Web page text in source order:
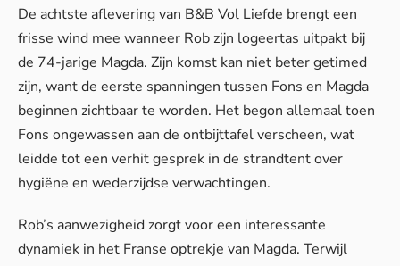
De achtste aflevering van B&B Vol Liefde brengt een
frisse wind mee wanneer Rob zijn logeertas uitpakt bij
de 74-jarige Magda. Zijn komst kan niet beter getimed
zijn, want de eerste spanningen tussen Fons en Magda
beginnen zichtbaar te worden. Het begon allemaal toen
Fons ongewassen aan de ontbijttafel verscheen, wat
leidde tot een verhit gesprek in de strandtent over
hygiëne en wederzijdse verwachtingen.
Rob’s aanwezigheid zorgt voor een interessante
dynamiek in het Franse optrekje van Magda. Terwijl